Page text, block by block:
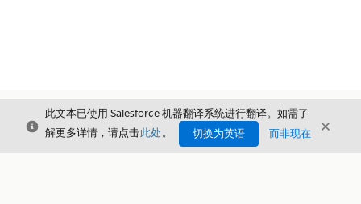
关闭
此文本已使用 Salesforce 机器翻译系统进行翻译。如需了
解更多详情，请点击此处。 切换为英语 而非现在 关闭